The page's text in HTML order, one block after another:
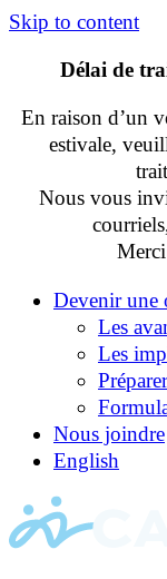
Skip to content
Délai de
En raison d’un
estivale,
Nous vous
Devenir une
Les
Les
Nous joindre
English